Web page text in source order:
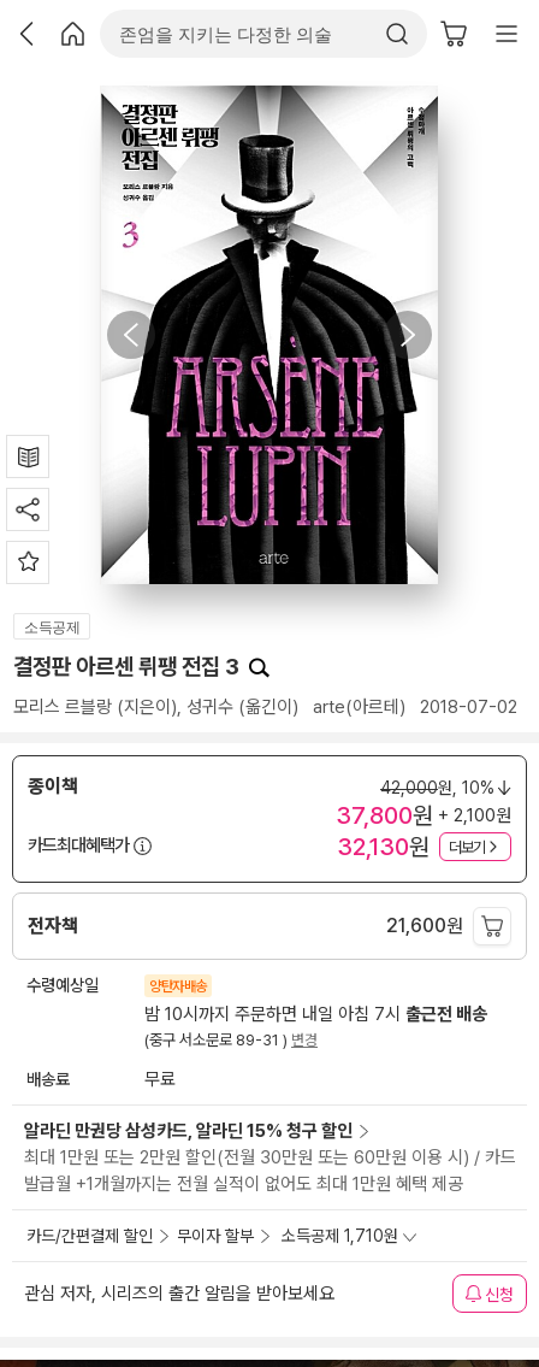
소득공제
결정판 아르센 뤼팽 전집 3
모리스 르블랑 (지은이), 성귀수 (옮긴이) arte(아르테) 2018-07-02
종이책 42,000원, 10%
37,800원 + 2,100원
카드최대혜택가
32,130원 더보기
전자책 21,600원
수령예상일 양탄자배송
밤 10시까지 주문하면 내일 아침 7시 출근전 배송
(중구 서소문로 89-31 ) 변경
배송료 무료
알라딘 만권당 삼성카드, 알라딘 15% 청구 할인
최대 1만원 또는 2만원 할인(전월 30만원 또는 60만원 이용 시) / 카드
발급월 +1개월까지는 전월 실적이 없어도 최대 1만원 혜택 제공
카드/간편결제 할인 무이자 할부 소득공제 1,710원
관심 저자, 시리즈의 출간 알림을 받아보세요 신청